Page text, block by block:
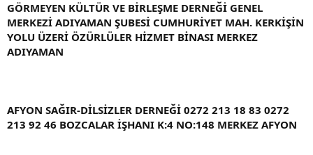
GÖRMEYEN KÜLTÜR VE BİRLEŞME DERNEĞİ GENEL
MERKEZİ ADIYAMAN ŞUBESİ CUMHURİYET MAH. KERKİŞİN
YOLU ÜZERİ ÖZÜRLÜLER HİZMET BİNASI MERKEZ
ADIYAMAN
AFYON SAĞIR-DİLSİZLER DERNEĞİ 0272 213 18 83 0272
213 92 46 BOZCALAR İŞHANI K:4 NO:148 MERKEZ AFYON